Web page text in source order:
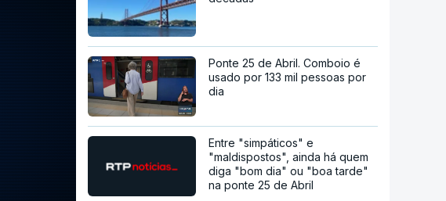
Ponte 25 de Abril. Comboio é
usado por 133 mil pessoas por
dia
Entre "simpáticos" e
"maldispostos", ainda há quem
diga "bom dia" ou "boa tarde"
na ponte 25 de Abril